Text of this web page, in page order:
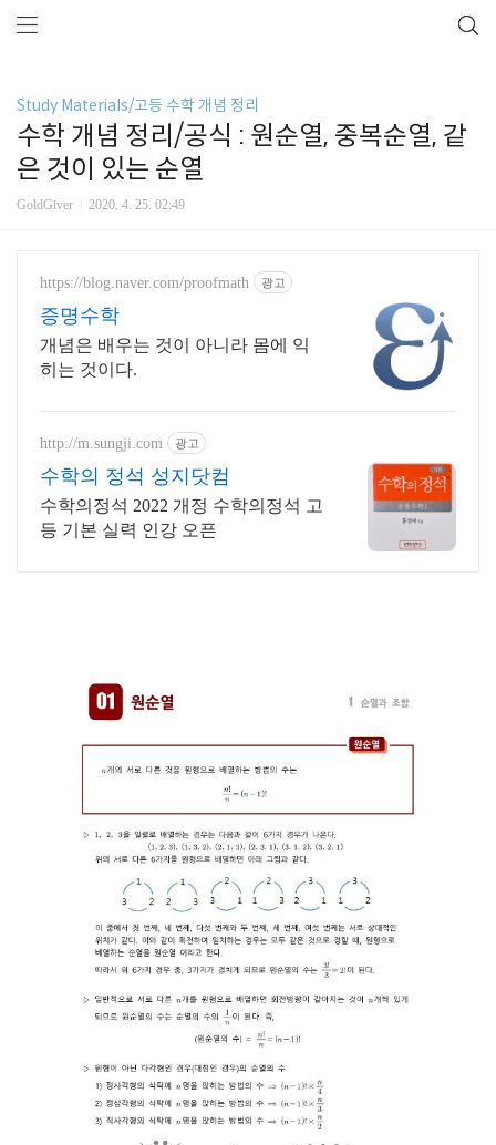
Study Materials/고등 수학 개념 정리
수학 개념 정리/공식 : 원순열, 중복순열, 같
은 것이 있는 순열
GoldGiver 2020. 4. 25. 02:49
https://blog.naver.com/proofmath 광고
증명수학
개념은 배우는 것이 아니라 몸에 익
히는 것이다.
http://m.sungji.com 광고
수학의 정석 성지닷컴
수학의정석 2022 개정 수학의정석 고
등 기본 실력 인강 오픈